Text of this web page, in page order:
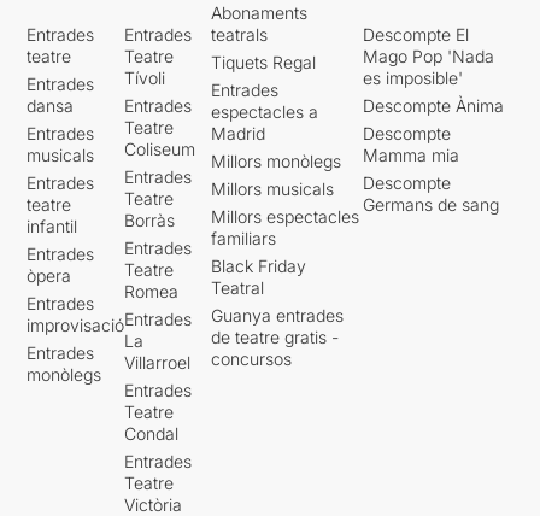
Entrades
teatre
Entrades
dansa
Entrades
musicals
Entrades
teatre
infantil
Entrades
òpera
Entrades
improvisació
Entrades
monòlegs
Entrades
Teatre
Tívoli
Entrades
Teatre
Coliseum
Entrades
Teatre
Borràs
Entrades
Teatre
Romea
Entrades
La
Villarroel
Entrades
Teatre
Condal
Entrades
Teatre
Victòria
Abonaments
teatrals
Tiquets Regal
Entrades
espectacles a
Madrid
Millors monòlegs
Millors musicals
Millors espectacles
familiars
Black Friday
Teatral
Guanya entrades
de teatre gratis -
concursos
Descompte El
Mago Pop 'Nada
es imposible'
Descompte Ànima
Descompte
Mamma mia
Descompte
Germans de sang